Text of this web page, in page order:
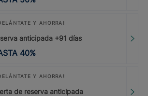
Y AHORRA!
anticipada +91 días
40%
Y AHORRA!
de reserva anticipada